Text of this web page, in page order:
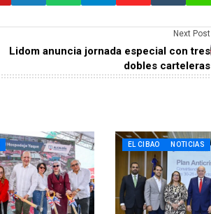
Next Post
Lidom anuncia jornada especial con tres
dobles carteleras
EL CIBAO NOTICIAS